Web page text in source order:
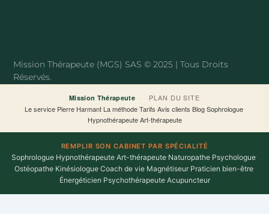
k
-
Mission Thérapeute (MGS) SAS © 2025 | Tous Droits
Réservés.
Mission Thérapeute ·
PLAN DU SITE
Le service·Pierre Harmant·La méthode·Tarifs·Avis clients·Blog·Sophrologue·
Hypnothérapeute·Art-thérapeute
REMPLIR SON CABINET PAR SPÉCIALITÉ
Sophrologue·Hypnothérapeute·Art-thérapeute·Naturopathe·Psychologue·
Ostéopathe·Kinésiologue·Coach de vie·Magnétiseur·Praticien bien-être·
Énergéticien·Psychothérapeute·Acupuncteur